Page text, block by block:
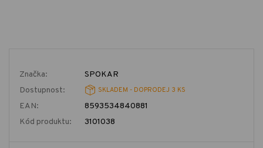
Značka:
SPOKAR
Dostupnost:
SKLADEM - DOPRODEJ 3 KS
EAN:
8593534840881
Kód produktu:
3101038